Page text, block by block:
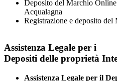
Deposito del Marchio Online
Acqualagna
Registrazione e deposito
Assistenza Legale per i
Depositi delle proprietà
Assistenza Legale per il